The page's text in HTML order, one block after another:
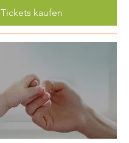
Tickets kaufen